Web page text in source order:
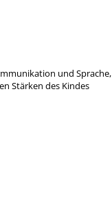
und Sprache,
Stärken des Kindes